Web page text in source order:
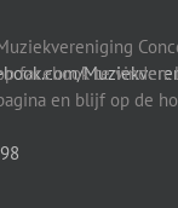
facebook te vinden.
en blijf op de